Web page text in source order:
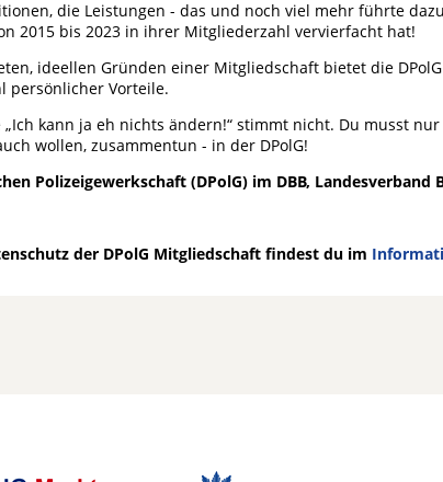
die Leistungen - das und noch viel mehr führte
2015 bis 2023 in ihrer Mitgliederzahl vervierfacht hat!
ideellen Gründen einer Mitgliedschaft bietet die
persönlicher Vorteile.
„Ich kann ja eh nichts ändern!“ stimmt nicht. Du musst
wollen, zusammentun - in der DPolG!
Polizeigewerkschaft (DPolG) im DBB, Landesverband
der DPolG Mitgliedschaft findest du im